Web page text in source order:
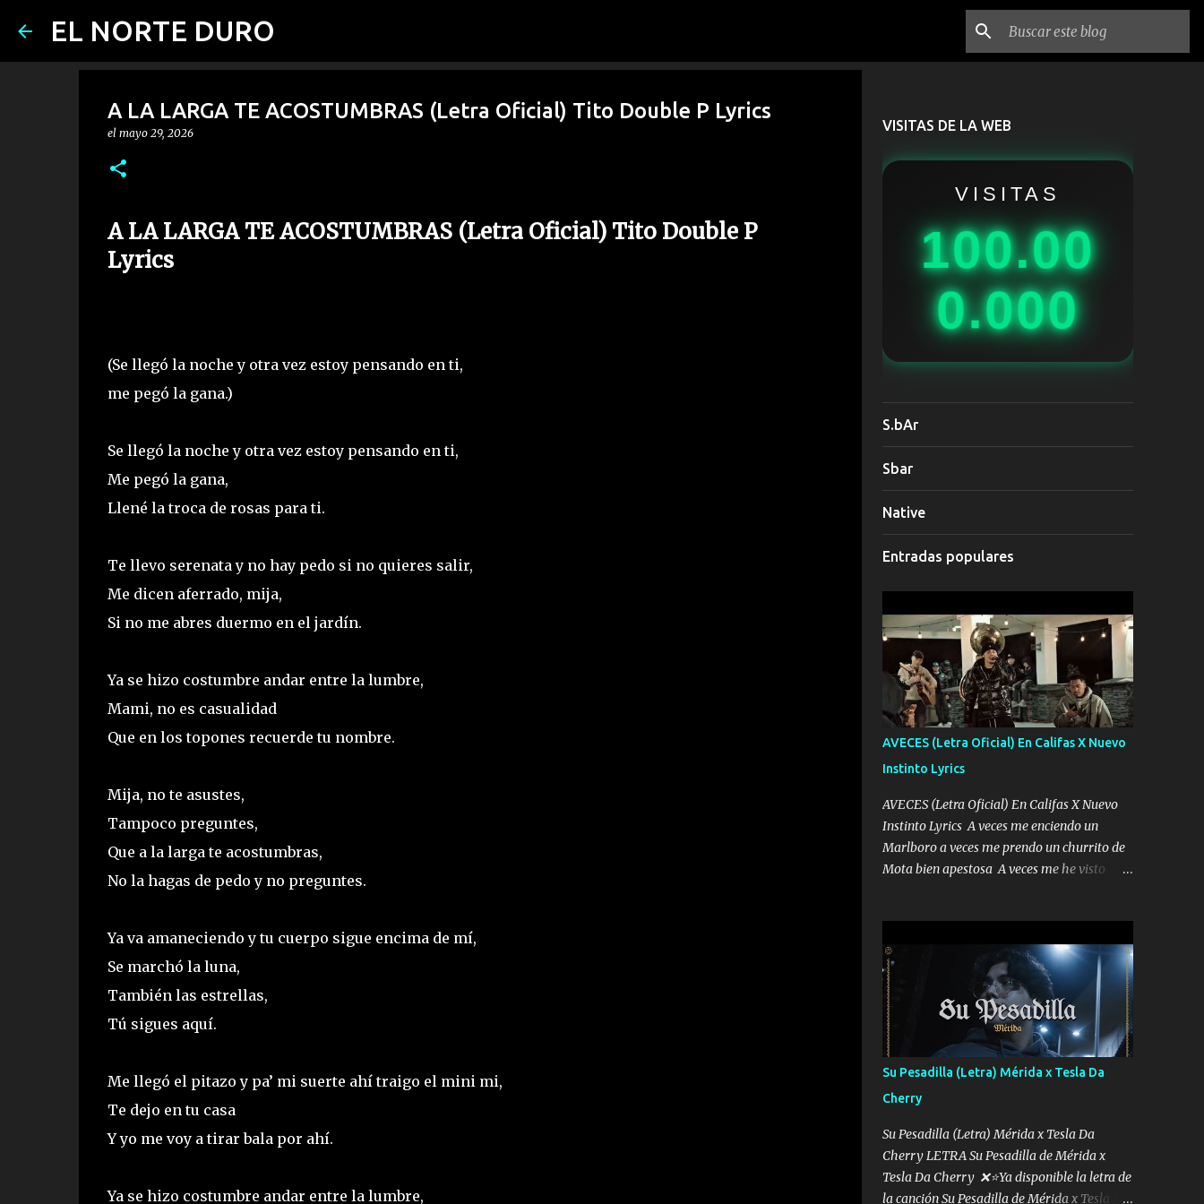
EL NORTE DURO
A LA LARGA TE ACOSTUMBRAS (Letra Oficial) Tito Double P Lyrics
el mayo 29, 2026
A LA LARGA TE ACOSTUMBRAS (Letra Oficial) Tito Double P
Lyrics
(Se llegó la noche y otra vez estoy pensando en ti,
me pegó la gana.)
Se llegó la noche y otra vez estoy pensando en ti,
Me pegó la gana,
Llené la troca de rosas para ti.
Te llevo serenata y no hay pedo si no quieres salir,
Me dicen aferrado, mija,
Si no me abres duermo en el jardín.
Ya se hizo costumbre andar entre la lumbre,
Mami, no es casualidad
Que en los topones recuerde tu nombre.
Mija, no te asustes,
Tampoco preguntes,
Que a la larga te acostumbras,
No la hagas de pedo y no preguntes.
Ya va amaneciendo y tu cuerpo sigue encima de mí,
Se marchó la luna,
También las estrellas,
Tú sigues aquí.
Me llegó el pitazo y pa’ mi suerte ahí traigo el mini mi,
Te dejo en tu casa
Y yo me voy a tirar bala por ahí.
Ya se hizo costumbre andar entre la lumbre,
VISITAS DE LA WEB
VISITAS
100.00
0.000
S.bAr
Sbar
Native
Entradas populares
AVECES (Letra Oficial) En Califas X Nuevo
Instinto Lyrics
AVECES (Letra Oficial) En Califas X Nuevo
Instinto Lyrics A veces me enciendo un
Marlboro a veces me prendo un churrito de
Mota bien apestosa A veces me he visto
me mandó yo tengo el control a todos yo les
paro el dedo soy hocicon un malcriado un
malandrón Que Les importa no saben nada
falsas las risas las que me miran hay gente
corriente no quieren verte subir de level
trucha mis plebes Música A veces me pongo
un sombrero a veces me ven la cachucha de
lado con la mirada siempre en alto A veces
me fajó una super o a veces me fajó una
Glock siempre armado todas las
generaciones yo traigo El chiste es que hago
lo que quiero pues así soy me mandó yo
Su Pesadilla (Letra) Mérida x Tesla Da
Cherry
Su Pesadilla (Letra) Mérida x Tesla Da
Cherry LETRA Su Pesadilla de Mérida x
Tesla Da Cherry ❌⭐Ya disponible la letra de
la canción Su Pesadilla de Mérida x Tesla Da